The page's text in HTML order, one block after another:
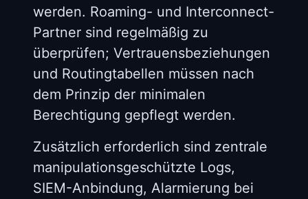
werden. Roaming- und Interconnect-
Partner sind regelmäßig zu
überprüfen; Vertrauensbeziehungen
und Routingtabellen müssen nach
dem Prinzip der minimalen
Berechtigung gepflegt werden.
Zusätzlich erforderlich sind zentrale
manipulationsgeschützte Logs,
SIEM-Anbindung, Alarmierung bei